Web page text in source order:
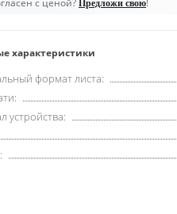
с ценой? Предложи свою!
характеристики
формат листа:
устройства: